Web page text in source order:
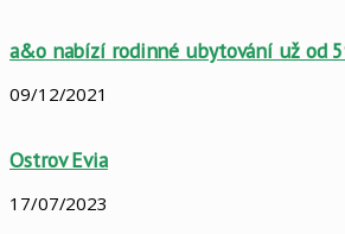
a&o nabízí rodinné ubytování už od
09/12/2021
Ostrov Evia
17/07/2023